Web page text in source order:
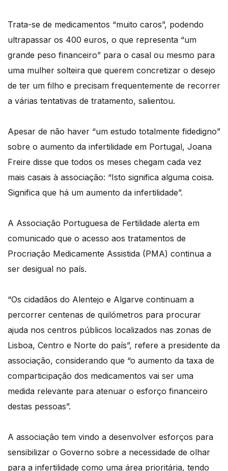
Trata-se de medicamentos “muito caros”, podendo
ultrapassar os 400 euros, o que representa “um
grande peso financeiro” para o casal ou mesmo para
uma mulher solteira que querem concretizar o desejo
de ter um filho e precisam frequentemente de recorrer
a várias tentativas de tratamento, salientou.
Apesar de não haver “um estudo totalmente fidedigno”
sobre o aumento da infertilidade em Portugal, Joana
Freire disse que todos os meses chegam cada vez
mais casais à associação: “Isto significa alguma coisa.
Significa que há um aumento da infertilidade”.
A Associação Portuguesa de Fertilidade alerta em
comunicado que o acesso aos tratamentos de
Procriação Medicamente Assistida (PMA) continua a
ser desigual no país.
“Os cidadãos do Alentejo e Algarve continuam a
percorrer centenas de quilómetros para procurar
ajuda nos centros públicos localizados nas zonas de
Lisboa, Centro e Norte do país”, refere a presidente da
associação, considerando que “o aumento da taxa de
comparticipação dos medicamentos vai ser uma
medida relevante para atenuar o esforço financeiro
destas pessoas”.
A associação tem vindo a desenvolver esforços para
sensibilizar o Governo sobre a necessidade de olhar
para a infertilidade como uma área prioritária, tendo